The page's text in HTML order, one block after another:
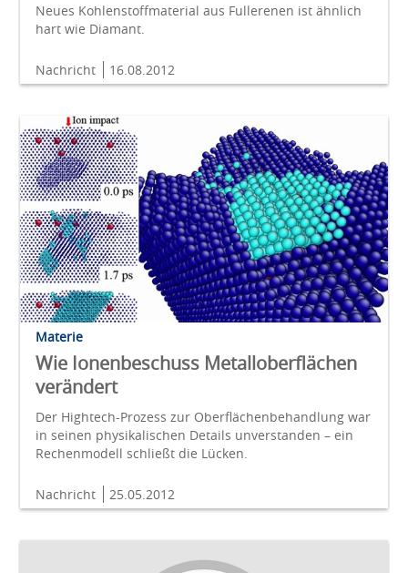
Neues Kohlenstoffmaterial aus Fullerenen ist ähnlich
hart wie Diamant.
Nachricht 16.08.2012
Materie
Wie Ionenbeschuss Metalloberflächen
verändert
Der Hightech-Prozess zur Oberflächenbehandlung war
in seinen physikalischen Details unverstanden – ein
Rechenmodell schließt die Lücken.
Nachricht 25.05.2012